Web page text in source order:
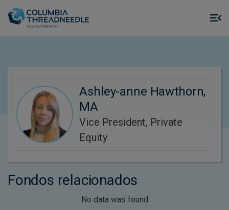
Ashley-anne Hawthorn,
MA
Vice President, Private
Equity
Fondos relacionados
No data was found